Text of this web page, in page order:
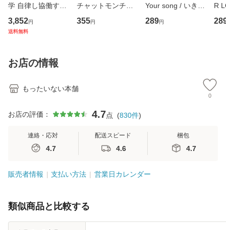
学 自律し協働する
専門職の看護マネ
ジメントスキル 改
恵 藤本幸三 / 南江
堂 [単行
3,852円
送料無料
チャットモンチー /
キューンレコード
[CD]【メール便送
355円
Your song / いきも
のがかり / [CD]
【メール便送料無
289円
R
産
お店の情報
もったいない本舗
0
お店の評価： 4.7点 (830件)
連絡・応対
4.7
配送スピード
4.6
梱包
4.7
販売者情報 支払い方法 営業日カレンダー
類似商品と比較する